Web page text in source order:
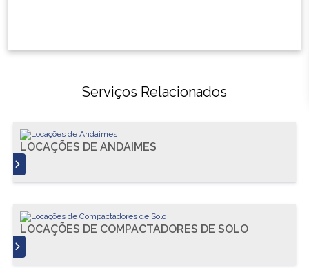
Serviços Relacionados
LOCAÇÕES DE ANDAIMES
LOCAÇÕES DE COMPACTADORES DE SOLO